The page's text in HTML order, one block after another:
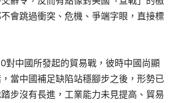
會跳過衝突、危機、爭端字眼，直接標
對中國所發起的貿易戰，彼時中國尚顯
當中國補足缺陷站穩腳步之後，形勢已
步沒有長進，工業能力未見提高、貿易